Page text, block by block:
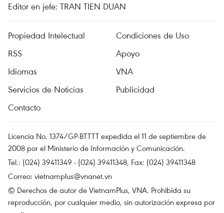
Editor en jefe: TRAN TIEN DUAN
Propiedad Intelectual
Condiciones de Uso
RSS
Apoyo
Idiomas
VNA
Servicios de Noticias
Publicidad
Contacto
Licencia No. 1374/GP-BTTTT expedida el 11 de septiembre de
2008 por el Ministerio de Información y Comunicación.
Tel.: (024) 39411349 - (024) 39411348, Fax: (024) 39411348
Correo: vietnamplus@vnanet.vn
© Derechos de autor de VietnamPlus, VNA. Prohibida su
reproducción, por cualquier medio, sin autorización expresa por